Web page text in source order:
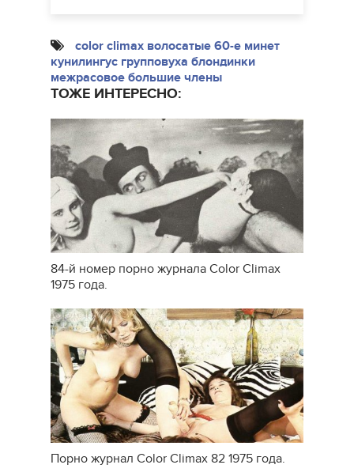
color climax волосатые 60-е минет
кунилингус групповуха блондинки
межрасовое большие члены
ТОЖЕ ИНТЕРЕСНО:
84-й номер порно журнала Color Climax
1975 года.
Порно журнал Color Climax 82 1975 года.